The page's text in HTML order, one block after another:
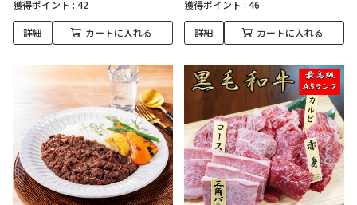
獲得ポイント : 42
詳細 カートに入れる
獲得ポイント : 46
詳細 カートに入れる